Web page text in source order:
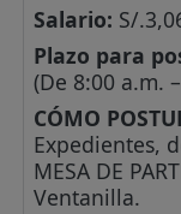
Salario: S/
Plazo para
(De 8:00 a.m.
CÓMO
Expedientes,
MESA DE
Ventanilla.